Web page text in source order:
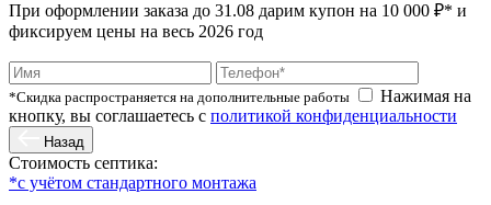
При оформлении заказа до 31.08 дарим купон на 10 000 ₽* и
фиксируем цены на весь 2026 год
*Скидка распространяется на дополнительные работы
Нажимая на
кнопку, вы соглашаетесь с политикой конфиденциальности
Назад
Стоимость септика:
*с учётом стандартного монтажа